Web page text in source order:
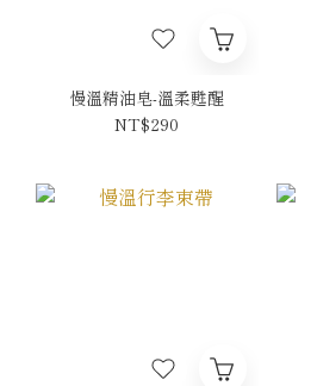
慢溫精油皂-溫柔甦醒
NT$290